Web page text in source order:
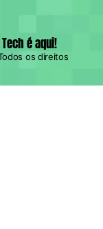
é aqui!
os direitos